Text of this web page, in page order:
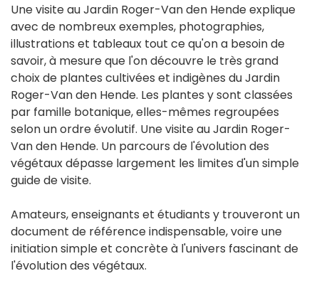
Une visite au Jardin Roger-Van den Hende explique
avec de nombreux exemples, photographies,
illustrations et tableaux tout ce qu'on a besoin de
savoir, à mesure que l'on découvre le très grand
choix de plantes cultivées et indigènes du Jardin
Roger-Van den Hende. Les plantes y sont classées
par famille botanique, elles-mêmes regroupées
selon un ordre évolutif. Une visite au Jardin Roger-
Van den Hende. Un parcours de l'évolution des
végétaux dépasse largement les limites d'un simple
guide de visite.
Amateurs, enseignants et étudiants y trouveront un
document de référence indispensable, voire une
initiation simple et concrète à l'univers fascinant de
l'évolution des végétaux.